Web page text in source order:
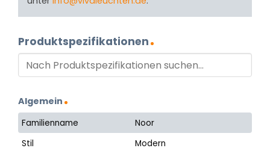
Produktspezifikationen
Algemein
Familienname
Noor
Stil
Modern